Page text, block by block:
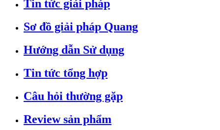
Tin tức giải pháp
Sơ đồ giải pháp Quang
Hướng dẫn Sử dụng
Tin tức tổng hợp
Câu hỏi thường gặp
Review sản phẩm